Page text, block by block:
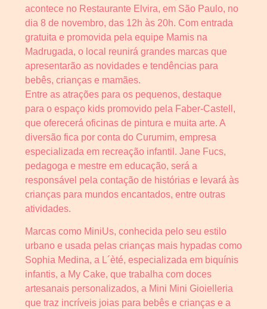
acontece no Restaurante Elvira, em São Paulo, no
dia 8 de novembro, das 12h às 20h. Com entrada
gratuita e promovida pela equipe Mamis na
Madrugada, o local reunirá grandes marcas que
apresentarão as novidades e tendências para
bebês, crianças e mamães.
Entre as atrações para os pequenos, destaque
para o espaço kids promovido pela Faber-Castell,
que oferecerá oficinas de pintura e muita arte. A
diversão fica por conta do Curumim, empresa
especializada em recreação infantil. Jane Fucs,
pedagoga e mestre em educação, será a
responsável pela contação de histórias e levará às
crianças para mundos encantados, entre outras
atividades.
Marcas como MiniUs, conhecida pelo seu estilo
urbano e usada pelas crianças mais hypadas como
Sophia Medina, a L´èté, especializada em biquínis
infantis, a My Cake, que trabalha com doces
artesanais personalizados, a Mini Mini Gioielleria
que traz incríveis joias para bebês e crianças e a